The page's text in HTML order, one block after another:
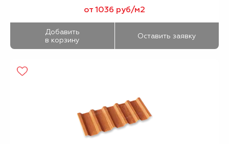
от 1036 руб/м2
Добавить
в корзину
Оставить заявку